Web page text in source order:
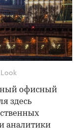
офисный
здесь
аналитики